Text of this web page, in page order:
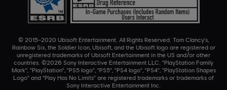
© 2015–2020 Ubisoft Entertainment. All Rights Reserved. Tom Clancy’s,
Rainbow Six, the Soldier Icon, Ubisoft, and the Ubisoft logo are registered or
unregistered trademarks of Ubisoft Entertainment in the US and/or other
countries. ©2026 Sony Interactive Entertainment LLC. "PlayStation Family
Mark", "PlayStation", "PS5 logo", "PS5", "PS4 logo", "PS4", "PlayStation Shapes
Logo" and "Play Has No Limits" are registered trademarks or trademarks of
Sony Interactive Entertainment Inc.